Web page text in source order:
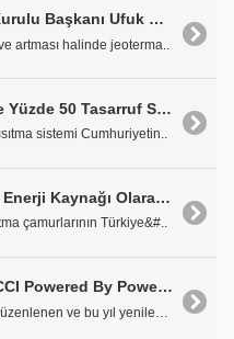
JESDER Yönetim Kurulu Başkanı Ufuk Şentürk: 'JES Teşvikleri Devam Etmeli'
artması halinde jeoterma..
"Bölgesel Isıtma ile Yüzde 50 Tasarruf Sağlanabilir"
sistemi Cumhuriyetin..
'Arıtma Çamuru Bir Enerji Kaynağı Olarak Kullanılmalı'
çamurlarının Türkiye&#..
Değişen Yüzü ile ICCI Powered By Power-Gen